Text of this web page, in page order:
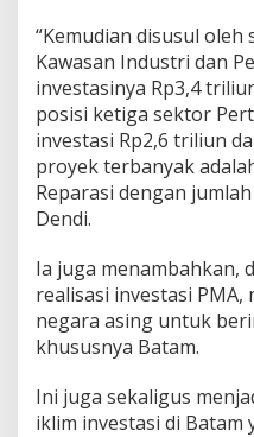
“Kemudian disusul
Kawasan Industri dan
investasinya Rp3,4
posisi ketiga sektor
investasi Rp2,6 triliun
proyek terbanyak
Reparasi dengan
Dendi.
Ia juga menambahkan,
realisasi investasi
negara asing untuk
khususnya Batam.
Ini juga sekaligus
iklim investasi di Batam